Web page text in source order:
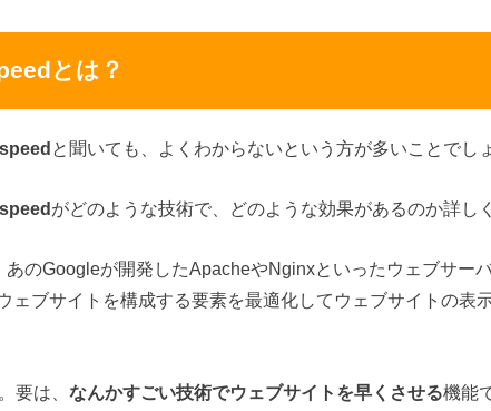
とは？
と聞いても、よくわからないという方が多いことでし
がどのような技術で、どのような効果があるのか詳し
のGoogleが開発したApacheやNginxといったウェブサー
ェブサイトを構成する要素を最適化してウェブサイトの表
要は、 なんかすごい技術でウェブサイトを早くさせる機能